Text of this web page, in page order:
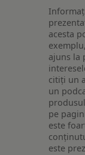
acesta
ajuns la
citiți un
un
pe
este
este